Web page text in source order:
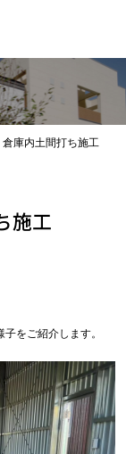
庫内土間打ち施工
施工
をご紹介します。